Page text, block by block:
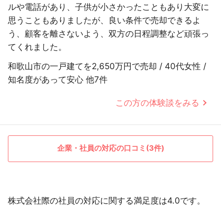
ルや電話があり、子供が小さかったこともあり大変に
思うこともありましたが、良い条件で売却できるよ
う、顧客を離さないよう、双方の日程調整など頑張っ
てくれました。
和歌山市の一戸建てを2,650万円で売却 / 40代女性 /
知名度があって安心 他7件
この方の体験談をみる
企業・社員の対応の口コミ(3件)
株式会社際の社員の対応に関する満足度は4.0です。